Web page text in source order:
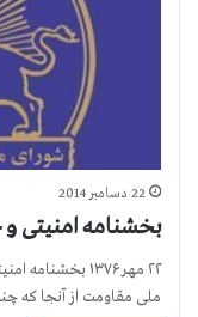
22 دسامبر 2014
بخشنامه امنیتی
۲۲ مهر ۱۳۷۶
ملی مقاومت از آنجا که